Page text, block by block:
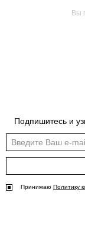
Вы
Подпишитесь и
Принимаю Политику